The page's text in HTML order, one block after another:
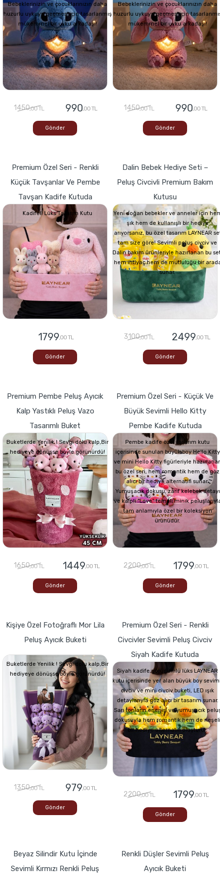
Bebeklerinizin ve çocuklarınızın daha
huzurlu uykuya geçmesi için tasarlanmış
mükemmel bir uyku arkadaşı!
1450,00 TL 990,00 TL
Gönder
Bebeklerinizin ve çocuklarınızın daha
huzurlu uykuya geçmesi için
mükemmel bir uyku arkadaşı!
1450,00 TL 990,00 TL
Gönder
Premium Özel Seri - Renkli
Küçük Tavşanlar Ve Pembe
Tavşan Kadife Kutuda
Kadifeli Lüks Tasarım Kutu
1799,00 TL
Gönder
Dalin Bebek Hediye Seti –
Peluş Civcivli Premium Bakım
Kutusu
Yeni doğan bebekler ve anneler için
şık hem de kullanışlı bir hediye
arıyorsanız, bu özel tasarım LAYNEAR
tam size göre! Sevimli peluş civciv ve
Dalin bakım ürünleriyle hazırlanan bu
hem ihtiyaç hem de mutluluğu bir
sunar.
3100,00 TL 2499,00 TL
Gönder
Premium Pembe Peluş Ayıcık
Kalp Yastıklı Peluş Vazo
Tasarımlı Buket
Buketlerde Yenilik ! Sevgi dolu kalp,Bir
hediyeye dönüşse böyle görünürdü!
1650,00 TL 1449,00 TL
Gönder
Premium Özel Seri - Küçük Ve
Büyük Sevimli Hello Kitty
Pembe Kadife Kutuda
Pembe kadife özel tasarım kutu
içerisinde sunulan büyük boy Hello Kitty
ve mini Hello Kitty figürleriyle
bu özel seri, hem romantik hem de göz
alıcı bir hediye alternatifi sunar.
Yumuşacık dokusu, zarif kelebek detayı
ve kalpli “Love” temalı minik
tam anlamıyla özel bir koleksiyon
ürünüdür.
2200,00 TL 1799,00 TL
Gönder
Kişiye Özel Fotoğraflı Mor Lila
Peluş Ayıcık Buketi
Buketlerde Yenilik ! Sevgi dolu kalp,Bir
hediyeye dönüşse böyle görünürdü!
1350,00 TL 979,00 TL
Gönder
Premium Özel Seri - Renkli
Civcivler Sevimli Peluş Civciv
Siyah Kadife Kutuda
Siyah kadife görünümlü lüks LAYNEAR
kutu içerisinde yer alan büyük boy
civciv ve mini civciv buketi, LED ışık
detaylarıyla göz alıcı bir tasarım sunar.
Sarı tonların enerjisi ve yumuşacık
dokusuyla hem romantik hem de neşeli
bir hediye alternatifi oluşturur.
2200,00 TL 1799,00 TL
Gönder
Beyaz Silindir Kutu İçinde
Sevimli Kırmızı Renkli Peluş
Renkli Düşler Sevimli Peluş
Ayıcık Buketi